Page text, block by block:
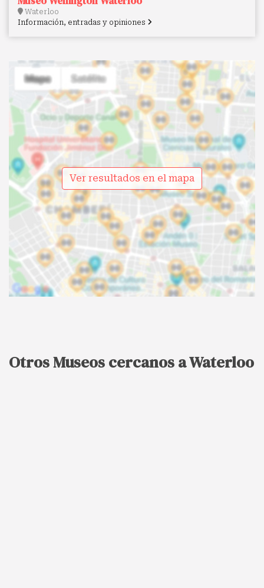
Waterloo
Información, entradas y opiniones
Ver resultados en el mapa
Otros Museos cercanos a Waterloo